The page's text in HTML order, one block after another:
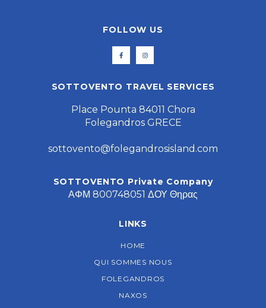
FOLLOW US
SOTTOVENTO TRAVEL SERVICES
Place Pounta 84011 Chora
Folegandros GRECE
sottovento@folegandrosisland.com
SOTTOVENTO Private Company
ΑΦΜ 800748051 ΔΟΥ Θηρας
LINKS
HOME
QUI SOMMES NOUS
FOLEGANDROS
NAXOS